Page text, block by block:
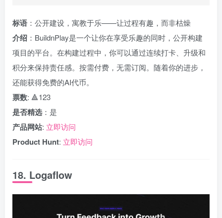
标语 ：公开建设，寓教于乐——让过程有趣，而非枯燥
介绍 ：BuildnPlay是一个让你在享受乐趣的同时，公开构建
项目的平台。在构建过程中，你可以通过连续打卡、升级和
积分来保持责任感。按需付费，无需订阅。随着你的进步，
还能获得免费的AI代币。
票数: 🔺123
是否精选 ：是
产品网站: 立即访问
Product Hunt: 立即访问
18. Logaflow